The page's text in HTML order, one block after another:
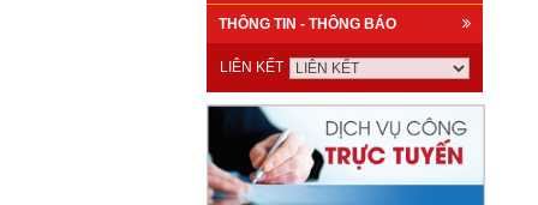
THÔNG TIN - THÔNG BÁO
LIÊN KẾT